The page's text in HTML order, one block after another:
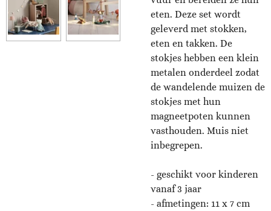
eten. Deze set wordt
geleverd met stokken,
eten en takken. De
stokjes hebben een klein
metalen onderdeel zodat
de wandelende muizen de
stokjes met hun
magneetpoten kunnen
vasthouden. Muis niet
inbegrepen.
- geschikt voor kinderen
vanaf 3 jaar
- afmetingen: 11 x 7 cm